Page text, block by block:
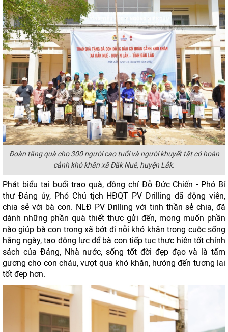
Đoàn tặng quà cho 300 người cao tuổi và người khuyết tật có hoàn
cảnh khó khăn xã Đắk Nuê, huyện Lắk.
Phát biểu tại buổi trao quà, đồng chí Đỗ Đức Chiến - Phó Bí
thư Đảng ủy, Phó Chủ tịch HĐQT PV Drilling đã động viên,
chia sẻ với bà con. NLĐ PV Drilling với tinh thần sẻ chia, đã
dành những phần quà thiết thực gửi đến, mong muốn phần
nào giúp bà con trong xã bớt đi nỗi khó khăn trong cuộc sống
hằng ngày, tạo động lực để bà con tiếp tục thực hiện tốt chính
sách của Đảng, Nhà nước, sống tốt đời đẹp đạo và là tấm
gương cho con cháu, vượt qua khó khăn, hướng đến tương lai
tốt đẹp hơn.